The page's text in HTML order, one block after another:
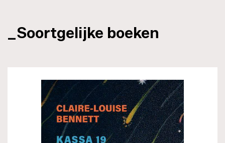
_Soortgelijke boeken